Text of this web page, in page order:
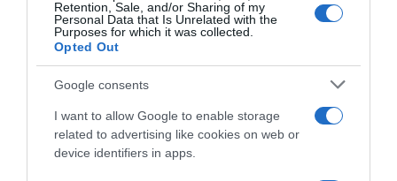
Retention, Sale, and/or Sharing of my
Personal Data that Is Unrelated with the
Purposes for which it was collected.
Opted Out
Google consents
I want to allow Google to enable storage
related to advertising like cookies on web or
device identifiers in apps.
2026-08-07.
Túlzott félelem a közös jövőtől – hogyan kerüld el egy új
párkapcsolatban?